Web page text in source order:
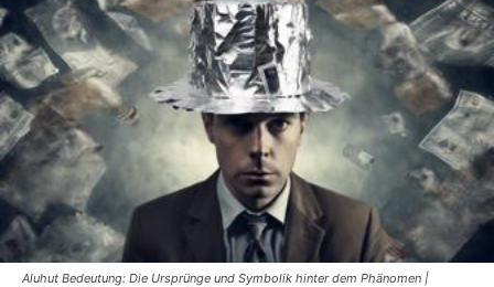
Aluhut Bedeutung: Die Ursprünge und Symbolik hinter dem Phänomen |